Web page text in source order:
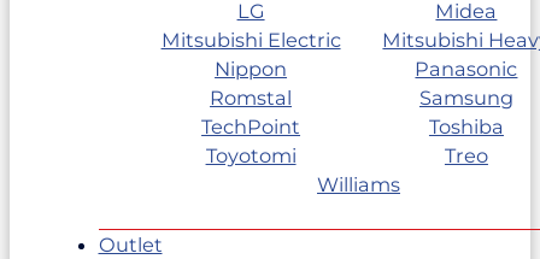
LG
Midea
Mitsubishi Electric
Mitsubishi
Nippon
Panasonic
Romstal
Samsung
TechPoint
Toshiba
Toyotomi
Treo
Williams
Outlet